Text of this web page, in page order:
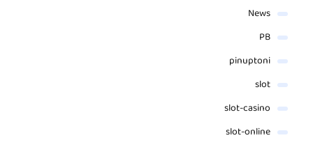
News
PB
pinuptoni
slot
slot-casino
slot-online